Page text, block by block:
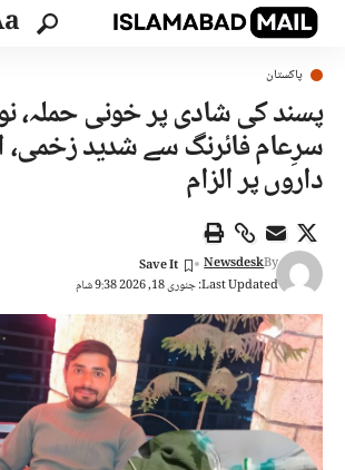
پاکستان
پسند کی شادی پر خونی حملہ،
سرِعام فائرنگ سے شدید زخمی،
داروں پر الزام
Last Updated: جنوری 18, 2026 9:38 شام
By
Newsdesk